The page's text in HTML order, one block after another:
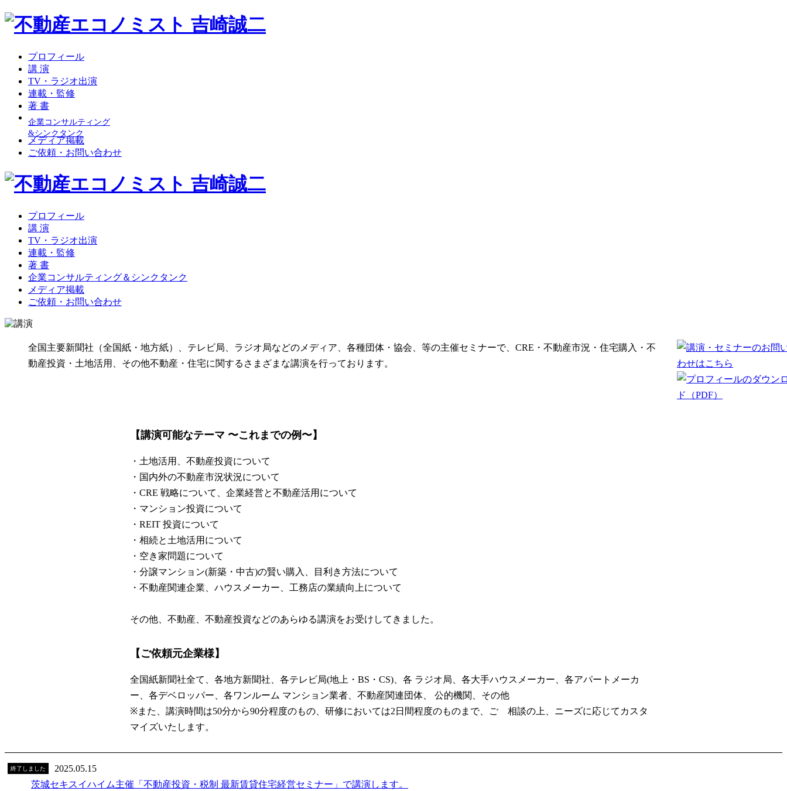
プロフィール
講 演
TV・ラジオ出演
連載・監修
著 書
企業コンサルティング
&シンクタンク
メディア掲載
ご依頼・お問い合わせ
プロフィール
講 演
TV・ラジオ出演
連載・監修
著 書
企業コンサルティング＆シンクタンク
メディア掲載
ご依頼・お問い合わせ
全国主要新聞社（全国紙・地方紙）、テレビ局、ラジオ局などのメディア、各種団体・協会、等の主催セミナーで、CRE・不動産市況・住宅購入・不
動産投資・土地活用、その他不動産・住宅に関するさまざまな講演を行っております。
【講演可能なテーマ 〜これまでの例〜】
・土地活用、不動産投資について
・国内外の不動産市況状況について
・CRE 戦略について、企業経営と不動産活用について
・マンション投資について
・REIT 投資について
・相続と土地活用について
・空き家問題について
・分譲マンション(新築・中古)の賢い購入、目利き方法について
・不動産関連企業、ハウスメーカー、工務店の業績向上について
その他、不動産、不動産投資などのあらゆる講演をお受けしてきました。
【ご依頼元企業様】
全国紙新聞社全て、各地方新聞社、各テレビ局(地上・BS・CS)、各 ラジオ局、各大手ハウスメーカー、各アパートメーカ
ー、各デベロッパー、各ワンルーム マンション業者、不動産関連団体、 公的機関、その他
※また、講演時間は50分から90分程度のもの、研修においては2日間程度のものまで、ご゙相談の上、ニーズに応じてカスタ
マイズいたします。
終了しました
2025.05.15
茨城セキスイハイム主催「不動産投資・税制 最新賃貸住宅経営セミナー」で講演します。